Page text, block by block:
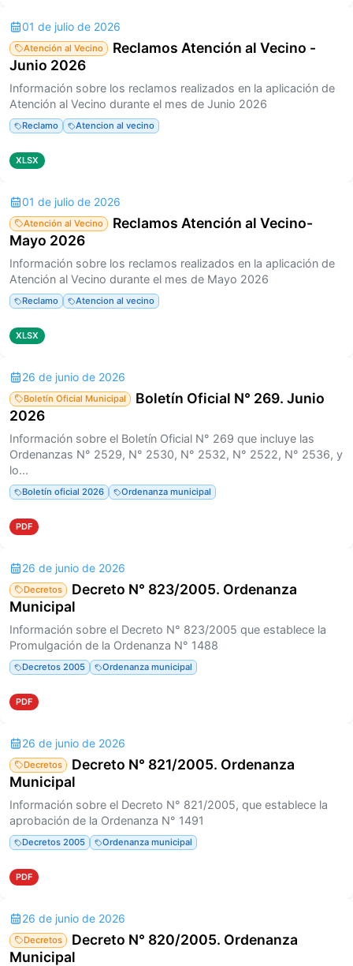
01 de julio de 2026
Atención al Vecino
Reclamos Atención al Vecino -
Junio 2026
Información sobre los reclamos realizados en la aplicación de
Atención al Vecino durante el mes de Junio 2026
Reclamo Atencion al vecino
XLSX
01 de julio de 2026
Atención al Vecino
Reclamos Atención al Vecino-
Mayo 2026
Información sobre los reclamos realizados en la aplicación de
Atención al Vecino durante el mes de Mayo 2026
Reclamo Atencion al vecino
XLSX
26 de junio de 2026
Boletín Oficial Municipal
Boletín Oficial N° 269. Junio
2026
Información sobre el Boletín Oficial N° 269 que incluye las
Ordenanzas N° 2529, N° 2530, N° 2532, N° 2522, N° 2536, y
lo...
Boletín oficial 2026 Ordenanza municipal
PDF
26 de junio de 2026
Decretos
Decreto N° 823/2005. Ordenanza
Municipal
Información sobre el Decreto N° 823/2005 que establece la
Promulgación de la Ordenanza N° 1488
Decretos 2005 Ordenanza municipal
PDF
26 de junio de 2026
Decretos
Decreto N° 821/2005. Ordenanza
Municipal
Información sobre el Decreto N° 821/2005, que establece la
aprobación de la Ordenanza N° 1491
Decretos 2005 Ordenanza municipal
PDF
26 de junio de 2026
Decretos
Decreto N° 820/2005. Ordenanza
Municipal